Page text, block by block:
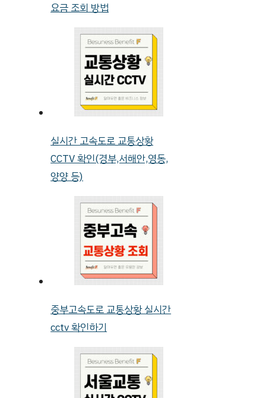
요금 조회 방법
실시간 고속도로 교통상황
CCTV 확인(경부,서해안,영동,
양양 등)
중부고속도로 교통상황 실시간
cctv 확인하기